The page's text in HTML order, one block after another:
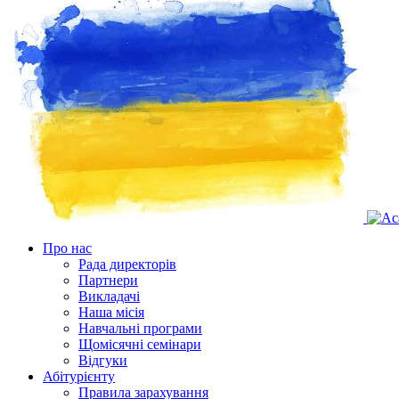
Про нас
Рада директорів
Партнери
Викладачі
Наша місія
Навчальні програми
Щомісячні семінари
Відгуки
Абітурієнту
Правила зарахування